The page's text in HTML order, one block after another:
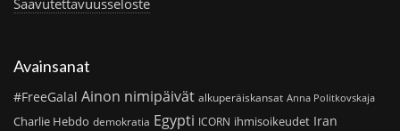
Avainsanat
#FreeGalal Ainon nimipäivät alkuperäiskansat Anna Politkovskaja
Charlie Hebdo demokratia Egypti ICORN ihmisoikeudet Iran